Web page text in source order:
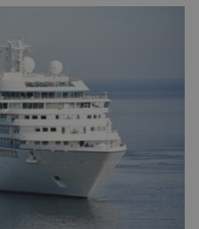
jeho dítěte. Právě
onemocnění,
[…]